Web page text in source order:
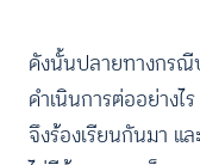
ดังนั้นปลายทางกรณี
ดำเนินการต่ออย่างไ
จึงร้องเรียนกันมา แ